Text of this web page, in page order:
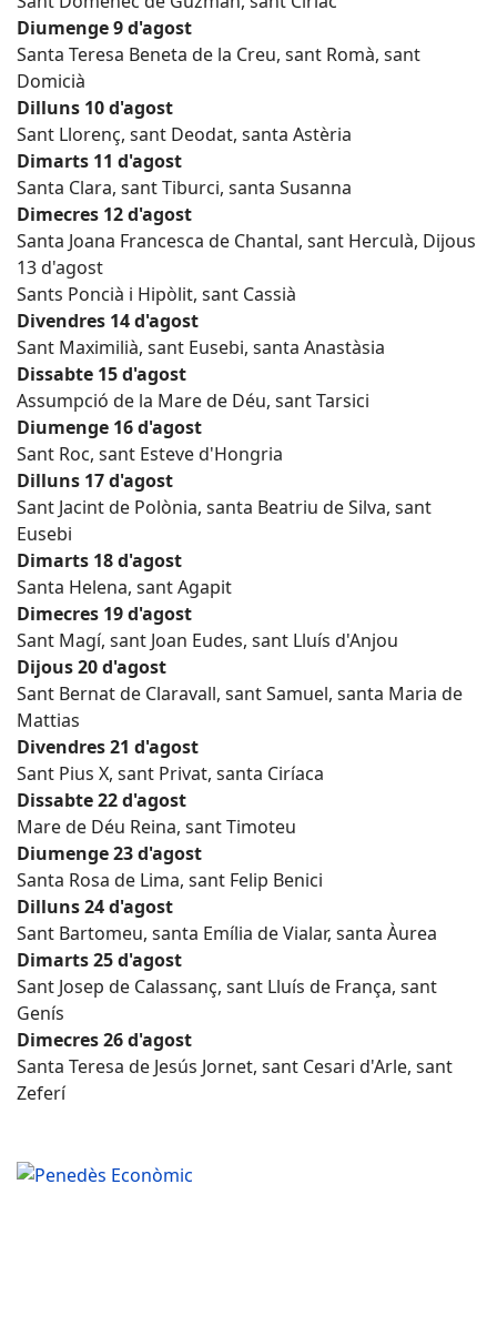
Diumenge 9 d'agost
Santa Teresa Beneta de la Creu, sant Romà, sant
Domicià
Dilluns 10 d'agost
Sant Llorenç, sant Deodat, santa Astèria
Dimarts 11 d'agost
Santa Clara, sant Tiburci, santa Susanna
Dimecres 12 d'agost
Santa Joana Francesca de Chantal, sant Herculà, Dijous
13 d'agost
Sants Poncià i Hipòlit, sant Cassià
Divendres 14 d'agost
Sant Maximilià, sant Eusebi, santa Anastàsia
Dissabte 15 d'agost
Assumpció de la Mare de Déu, sant Tarsici
Diumenge 16 d'agost
Sant Roc, sant Esteve d'Hongria
Dilluns 17 d'agost
Sant Jacint de Polònia, santa Beatriu de Silva, sant
Eusebi
Dimarts 18 d'agost
Santa Helena, sant Agapit
Dimecres 19 d'agost
Sant Magí, sant Joan Eudes, sant Lluís d'Anjou
Dijous 20 d'agost
Sant Bernat de Claravall, sant Samuel, santa Maria de
Mattias
Divendres 21 d'agost
Sant Pius X, sant Privat, santa Ciríaca
Dissabte 22 d'agost
Mare de Déu Reina, sant Timoteu
Diumenge 23 d'agost
Santa Rosa de Lima, sant Felip Benici
Dilluns 24 d'agost
Sant Bartomeu, santa Emília de Vialar, santa Àurea
Dimarts 25 d'agost
Sant Josep de Calassanç, sant Lluís de França, sant
Genís
Dimecres 26 d'agost
Santa Teresa de Jesús Jornet, sant Cesari d'Arle, sant
Zeferí